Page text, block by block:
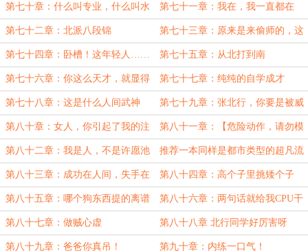
真实实力是什么？
第七十章：什么叫专业，什么叫水
平
第七十一章：我在，我一直都在
第七十二章：北派八段锦 第七十三章：原来是来偷师的，这
个我熟啊
第七十四章：卧槽！这年轻人…… 第七十五章：从北打到南
第七十六章：你这么天才，就显得
我好没用啊
第七十七章：纯纯的自学成才
第七十八章：这是什么人间武神
啊？
第七十九章：张北行，你要是被威
胁了就眨眨眼啊！
第八十章：女人，你引起了我的注
意！
第八十一章：【危险动作，请勿模
仿】
第八十二章：我是人，不是许愿池
里的王八
推荐一本同样是都市类型的超凡流
小说
第八十三章：成功在人间，失手在
阴间
第八十四章：高个子里挑矮个子
第八十五章：哪个狗东西提的离谱
建议！
第八十六章：两句话就给我CPU干
废了
第八十七章：做贼心虚 第八十八章 北行同学好厉害呀
第八十九章：爸爸你真吊！ 第九十章：内练一口气！